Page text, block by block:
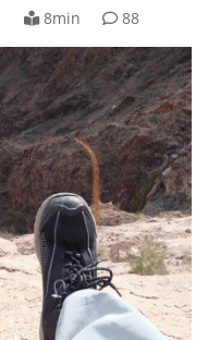
8min 88